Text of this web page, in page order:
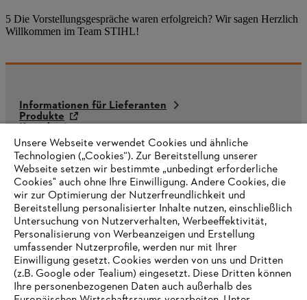
5 Die Vorstellungsgespräche waren erfolgreich? Wir sagen Herzlich
Willkommen im Team STIHL!
Informationen für Lieferanten
Produkte
Kontakt
Karriere
Hinweisgebersystem
Unsere Webseite verwendet Cookies und ähnliche
Technologien („Cookies“). Zur Bereitstellung unserer
Webseite setzen wir bestimmte „unbedingt erforderliche
Cookies" auch ohne Ihre Einwilligung. Andere Cookies, die
wir zur Optimierung der Nutzerfreundlichkeit und
Bereitstellung personalisierter Inhalte nutzen, einschließlich
Untersuchung von Nutzerverhalten, Werbeeffektivität,
Personalisierung von Werbeanzeigen und Erstellung
umfassender Nutzerprofile, werden nur mit Ihrer
Einwilligung gesetzt. Cookies werden von uns und Dritten
(z.B. Google oder Tealium) eingesetzt. Diese Dritten können
Ihre personenbezogenen Daten auch außerhalb des